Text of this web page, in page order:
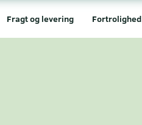
Fortrolighed
Fragt og levering